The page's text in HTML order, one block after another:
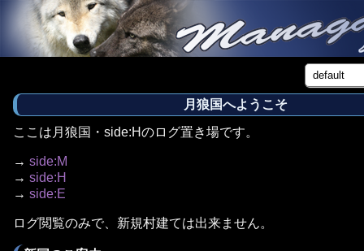
月狼国へようこそ
ここは月狼国・side:Hのログ置き場です。
→ side:M
→ side:H
→ side:E
ログ閲覧のみで、新規村建ては出来ません。